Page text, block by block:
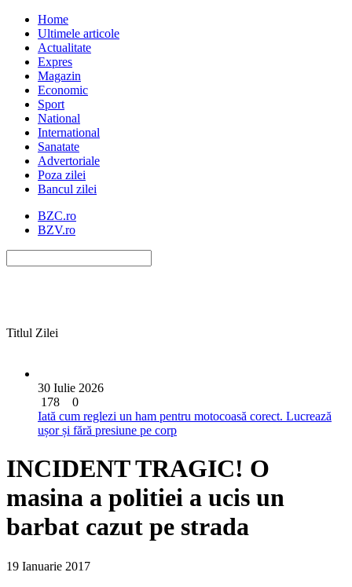
Home
Ultimele articole
Actualitate
Expres
Magazin
Economic
Sport
National
International
Sanatate
Advertoriale
Poza zilei
Bancul zilei
BZC.ro
BZV.ro
Titlul Zilei
30 Iulie 2026
178
0
Iată cum reglezi un ham pentru motocoasă corect. Lucrează
ușor și fără presiune pe corp
INCIDENT TRAGIC! O
masina a politiei a ucis un
barbat cazut pe strada
19 Ianuarie 2017